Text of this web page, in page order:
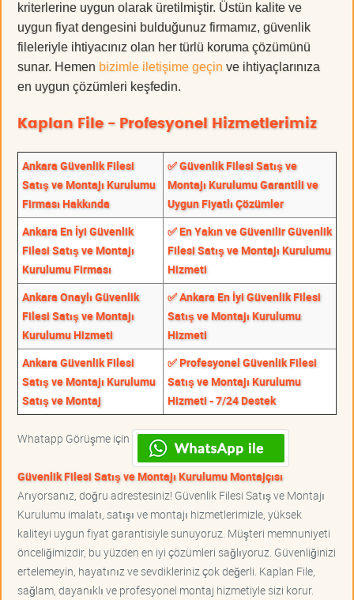
kriterlerine uygun olarak üretilmiştir. Üstün kalite ve
uygun fiyat dengesini bulduğunuz firmamız, güvenlik
fileleriyle ihtiyacınız olan her türlü koruma çözümünü
sunar. Hemen bizimle iletişime geçin ve ihtiyaçlarınıza
en uygun çözümleri keşfedin.
Kaplan File - Profesyonel Hizmetlerimiz
Ankara Güvenlik Filesi
Satış ve Montajı Kurulumu
Firması Hakkında
✅ Güvenlik Filesi Satış ve
Montajı Kurulumu Garantili ve
Uygun Fiyatlı Çözümler
Ankara En İyi Güvenlik
Filesi Satış ve Montajı
Kurulumu Firması
✅ En Yakın ve Güvenilir Güvenlik
Filesi Satış ve Montajı Kurulumu
Hizmeti
Ankara Onaylı Güvenlik
Filesi Satış ve Montajı
Kurulumu Hizmeti
✅ Ankara En İyi Güvenlik Filesi
Satış ve Montajı Kurulumu
Hizmeti
Ankara Güvenlik Filesi
Satış ve Montajı Kurulumu
Satış ve Montaj
✅ Profesyonel Güvenlik Filesi
Satış ve Montajı Kurulumu
Hizmeti - 7/24 Destek
Whatapp Görüşme için
Güvenlik Filesi Satış ve Montajı Kurulumu Montajçısı
Arıyorsanız, doğru adrestesiniz! Güvenlik Filesi Satış ve Montajı
Kurulumu imalatı, satışı ve montajı hizmetlerimizle, yüksek
kaliteyi uygun fiyat garantisiyle sunuyoruz. Müşteri memnuniyeti
önceliğimizdir, bu yüzden en iyi çözümleri sağlıyoruz. Güvenliğinizi
ertelemeyin, hayatınız ve sevdikleriniz çok değerli. Kaplan File,
sağlam, dayanıklı ve profesyonel montaj hizmetiyle sizi korur.